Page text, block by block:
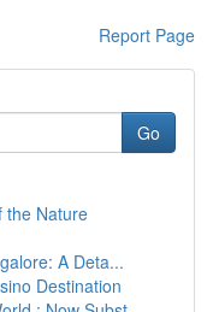
Report Page
Go
the Nature
A Deta...
Destination